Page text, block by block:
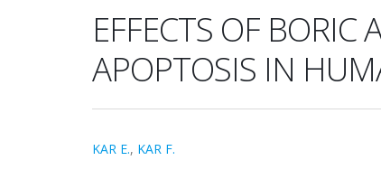
EFFECTS OF
APOPTOSIS IN
KAR E., KAR F.